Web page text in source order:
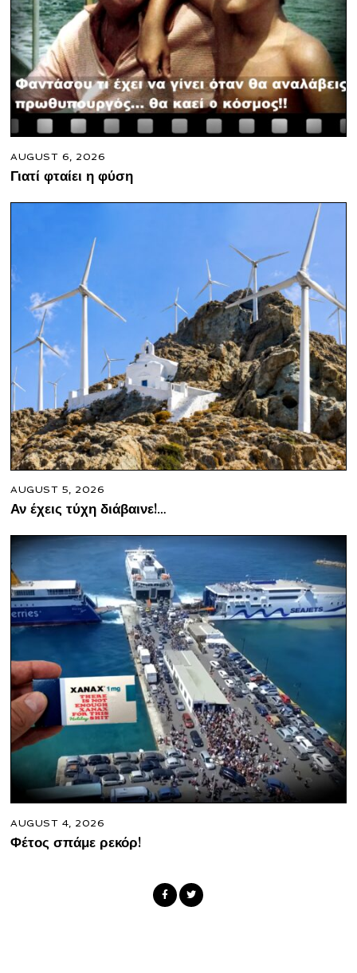
AUGUST 6, 2026
Γιατί φταίει η φύση
AUGUST 5, 2026
Αν έχεις τύχη διάβαινε!…
AUGUST 4, 2026
Φέτος σπάμε ρεκόρ!